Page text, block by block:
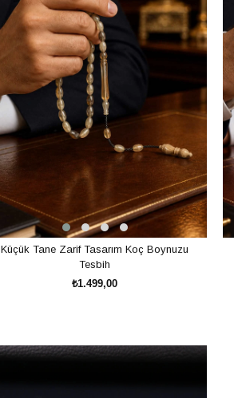
Küçük Tane Zarif Tasarım Koç Boynuzu
Tesbih
₺1.499,00